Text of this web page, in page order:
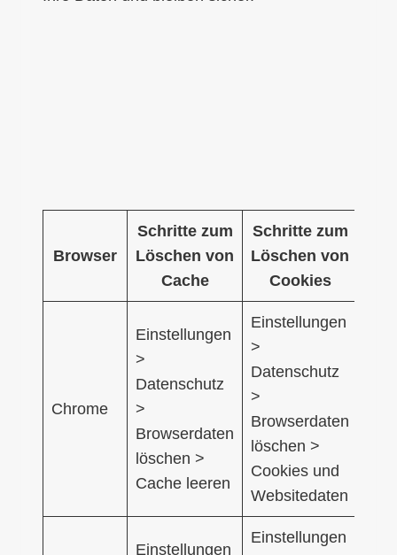
Browser
Schritte zum
Löschen von
Cache
Schritte zum
Löschen von
Cookies
Chrome
Einstellungen
>
Datenschutz
>
Browserdaten
löschen >
Cache leeren
Einstellungen
>
Datenschutz
>
Browserdaten
löschen >
Cookies und
Websitedaten
Einstellungen
Einstellungen